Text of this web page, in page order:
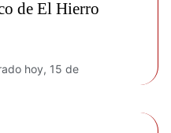
de El Hierro
hoy, 15 de